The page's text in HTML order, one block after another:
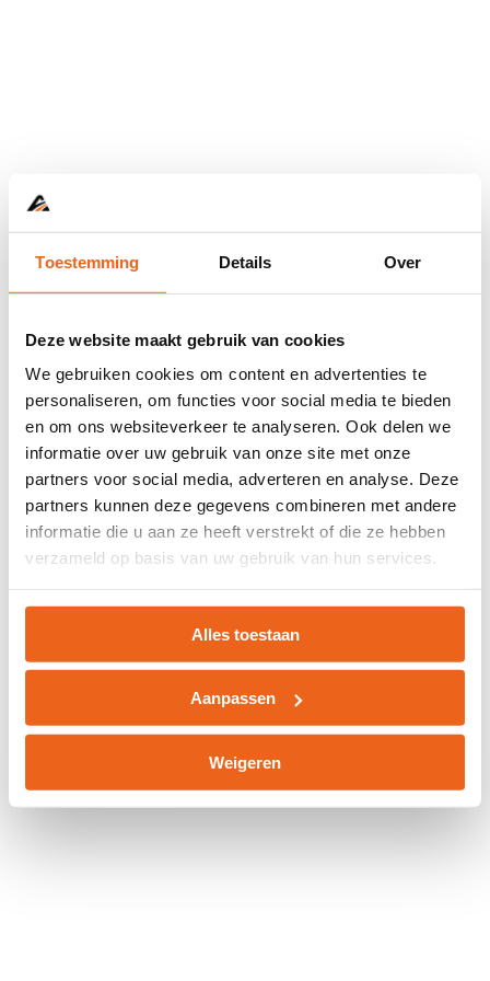
Toestemming Details Over
Deze website maakt gebruik van cookies
We gebruiken cookies om content en advertenties te
personaliseren, om functies voor social media te bieden
en om ons websiteverkeer te analyseren. Ook delen we
informatie over uw gebruik van onze site met onze
partners voor social media, adverteren en analyse. Deze
partners kunnen deze gegevens combineren met andere
informatie die u aan ze heeft verstrekt of die ze hebben
verzameld op basis van uw gebruik van hun services.
Alles toestaan
Aanpassen
Weigeren
Application error: a client-side exception has occurred while
loadingwww.abd.nl(see the browser consolefor more
information).